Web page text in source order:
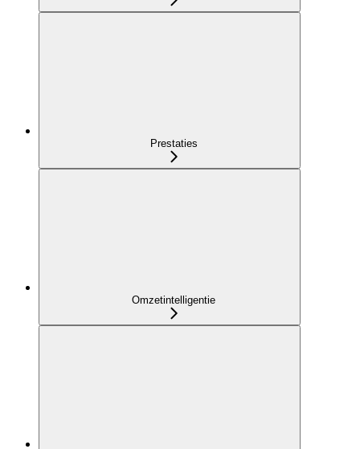
Prestaties
Omzetintelligentie